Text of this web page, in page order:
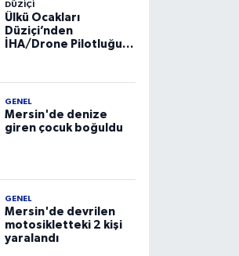
DÜZIÇI
Ülkü Ocakları
Düziçi’nden
İHA/Drone Pilotluğu
GENEL
Mersin'de denize
giren çocuk boğuldu
GENEL
Mersin'de devrilen
motosikletteki 2 kişi
yaralandı